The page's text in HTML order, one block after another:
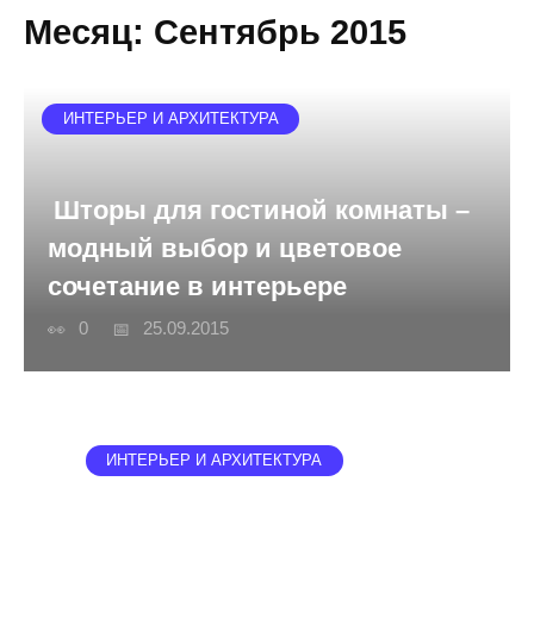
Месяц: Сентябрь 2015
ИНТЕРЬЕР И АРХИТЕКТУРА
Шторы для гостиной комнаты –
модный выбор и цветовое
сочетание в интерьере
0 25.09.2015
ИНТЕРЬЕР И АРХИТЕКТУРА